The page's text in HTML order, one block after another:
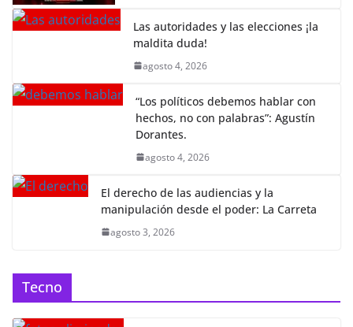
Las autoridades y las elecciones ¡la
maldita duda!
agosto 4, 2026
“Los políticos debemos hablar con
hechos, no con palabras”: Agustín
Dorantes.
agosto 4, 2026
El derecho de las audiencias y la
manipulación desde el poder: La Carreta
agosto 3, 2026
Tecno